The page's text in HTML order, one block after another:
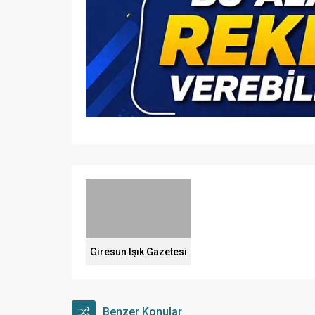
Giresun Işık Gazetesi
Benzer Konular